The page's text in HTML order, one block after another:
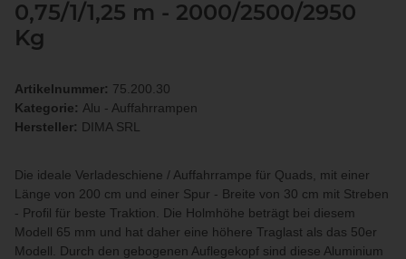
0,75/1/1,25 m - 2000/2500/2950
Kg
Artikelnummer: 75.200.30
Kategorie: Alu - Auffahrrampen
Hersteller: DIMA SRL
Die ideale Verladeschiene / Auffahrrampe für Quads, mit einer
Länge von 200 cm und einer Spur - Breite von 30 cm mit Streben
- Profil für beste Traktion. Die Holmhöhe beträgt bei diesem
Modell 65 mm und hat daher eine höhere Traglast als das 50er
Modell. Durch den gebogenen Auflegekopf sind diese Aluminium